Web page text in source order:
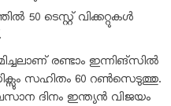
50 ടെസ്റ്റ് വിക്കറ്റുകൾ
രണ്ടാം ഇന്നിങ്സിൽ
സഹിതം 60 റൺസെടുത്തു.
ദിനം ഇന്ത്യൻ വിജയം